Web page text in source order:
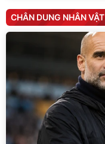
CHÂN DUNG NHÂN VẬT